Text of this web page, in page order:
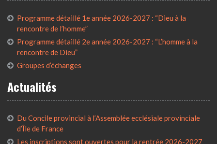
Programme détaillé 1e année 2026-2027 : “Dieu à la
rencontre de l’homme”
Programme détaillé 2e année 2026-2027 : “L’homme à la
rencontre de Dieu”
Groupes d’échanges
Actualités
Du Concile provincial à l’Assemblée ecclésiale provinciale
d’Île de France
Les inscriptions sont ouvertes pour la rentrée 2026-2027